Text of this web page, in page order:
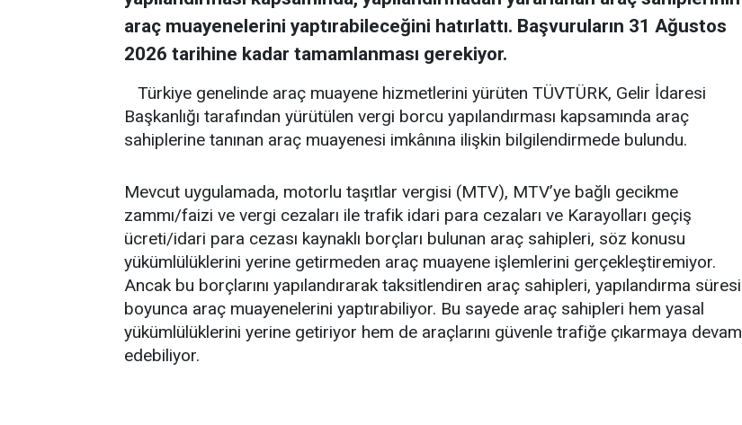
araç muayenelerini yaptırabileceğini hatırlattı. Başvuruların 31 Ağustos
2026 tarihine kadar tamamlanması gerekiyor.
Türkiye genelinde araç muayene hizmetlerini yürüten TÜVTÜRK, Gelir İdaresi
Başkanlığı tarafından yürütülen vergi borcu yapılandırması kapsamında araç
sahiplerine tanınan araç muayenesi imkânına ilişkin bilgilendirmede bulundu.
Mevcut uygulamada, motorlu taşıtlar vergisi (MTV), MTV’ye bağlı gecikme
zammı/faizi ve vergi cezaları ile trafik idari para cezaları ve Karayolları geçiş
ücreti/idari para cezası kaynaklı borçları bulunan araç sahipleri, söz konusu
yükümlülüklerini yerine getirmeden araç muayene işlemlerini gerçekleştiremiyor.
Ancak bu borçlarını yapılandırarak taksitlendiren araç sahipleri, yapılandırma süresi
boyunca araç muayenelerini yaptırabiliyor. Bu sayede araç sahipleri hem yasal
yükümlülüklerini yerine getiriyor hem de araçlarını güvenle trafiğe çıkarmaya devam
edebiliyor.